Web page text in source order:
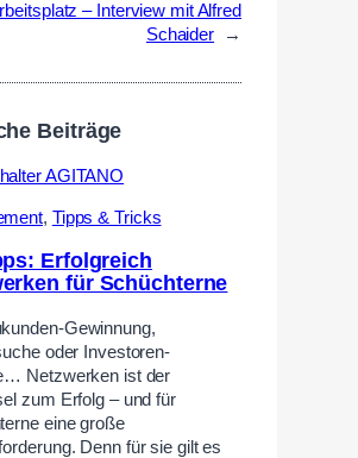
– Interview mit Alfred
Schaider
→
Beiträge
, Tipps & Tricks
Erfolgreich
für Schüchterne
Gewinnung,
oder Investoren-
Netzwerken ist der
zum Erfolg – und für
eine große
Denn für sie gilt es